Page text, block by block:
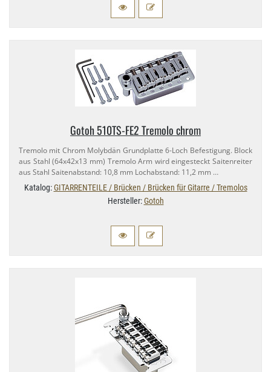
Gotoh 510TS-​FE2 Tremolo chrom
Tremolo mit Chrom Molybdän Grundplatte 6-​Loch Befestigung. Block
aus Stahl (64x42x13 mm) Tremolo Arm wird eingesteckt Saitenreiter
aus Stahl Saitenabstand: 10,​8 mm Lochabstand: 11,​2 mm …
Katalog:GITARRENTEILE / Brücken / Brücken für Gitarre / Tremolos
Hersteller:Gotoh